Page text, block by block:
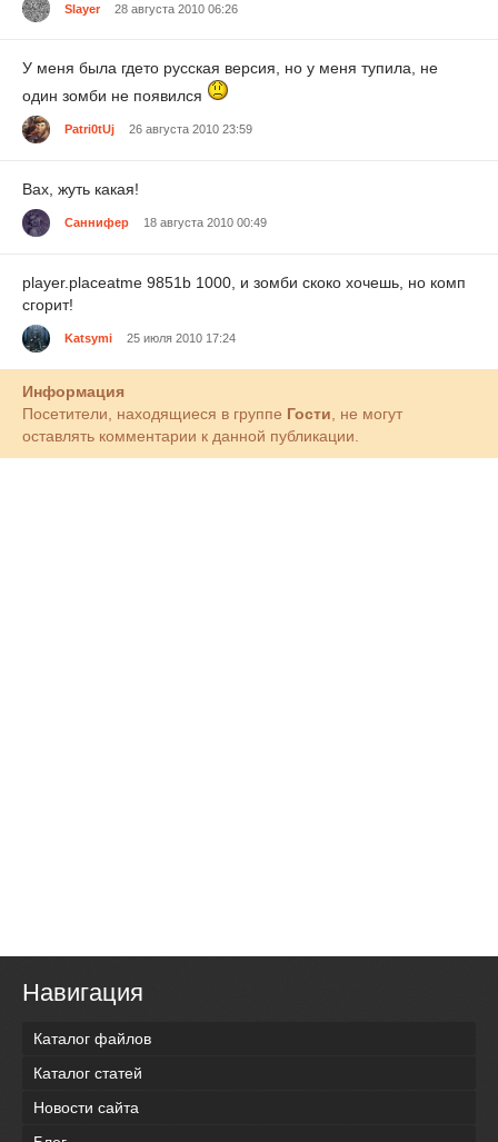
Slayer 28 августа 2010 06:26
У меня была гдето русская версия, но у меня тупила, не
один зомби не появился
Patri0tUj 26 августа 2010 23:59
Вах, жуть какая!
Саннифер 18 августа 2010 00:49
player.placeatme 9851b 1000, и зомби скоко хочешь, но комп
сгорит!
Katsymi 25 июля 2010 17:24
Информация
Посетители, находящиеся в группе Гости , не могут
оставлять комментарии к данной публикации.
Навигация
Каталог файлов
Каталог статей
Новости сайта